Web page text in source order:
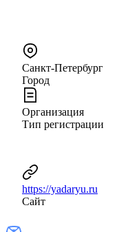
Санкт-Петербург
Город
Организация
Тип регистрации
https://yadaryu.ru
Сайт